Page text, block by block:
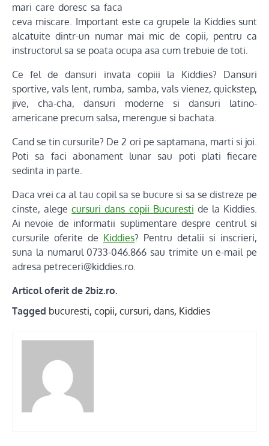
mari care doresc sa faca
ceva miscare. Important este ca grupele la Kiddies sunt
alcatuite dintr-un numar mai mic de copii, pentru ca
instructorul sa se poata ocupa asa cum trebuie de toti.
Ce fel de dansuri invata copiii la Kiddies? Dansuri
sportive, vals lent, rumba, samba, vals vienez, quickstep,
jive, cha-cha, dansuri moderne si dansuri latino-
americane precum salsa, merengue si bachata.
Cand se tin cursurile? De 2 ori pe saptamana, marti si joi.
Poti sa faci abonament lunar sau poti plati fiecare
sedinta in parte.
Daca vrei ca al tau copil sa se bucure si sa se distreze pe
cinste, alegecursuri dans copii Bucuresti de la Kiddies.
Ai nevoie de informatii suplimentare despre centrul si
cursurile oferite de Kiddies? Pentru detalii si inscrieri,
suna la numarul 0733-046.866 sau trimite un e-mail pe
adresa petreceri@kiddies.ro.
Articol oferit de 2biz.ro.
Tagged bucuresti, copii, cursuri, dans, Kiddies